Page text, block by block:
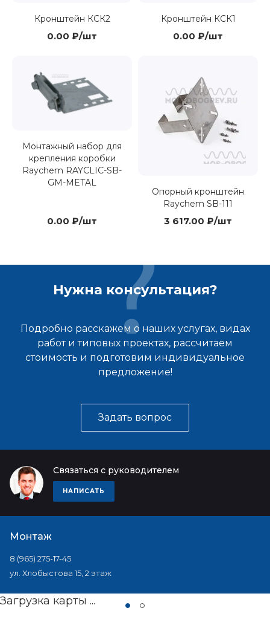
Кронштейн КСК2
0.00 ₽/шт
Кронштейн КСК1
0.00 ₽/шт
Монтажный набор для
крепления коробки
Raychem RAYCLIC-SB-
GM-METAL
0.00 ₽/шт
Опорный кронштейн
Raychem SB-111
3 617.00 ₽/шт
Нужна консультация?
Подробно расскажем о наших услугах, видах
работ и типовых проектах, рассчитаем
стоимость и подготовим индивидуальное
предложение!
Задать вопрос
Связаться с руководителем
НАПИСАТЬ
Монтаж
8 (965) 275-17-45
ул. Хлобыстова 15, 2 этаж
Загрузка карты ...